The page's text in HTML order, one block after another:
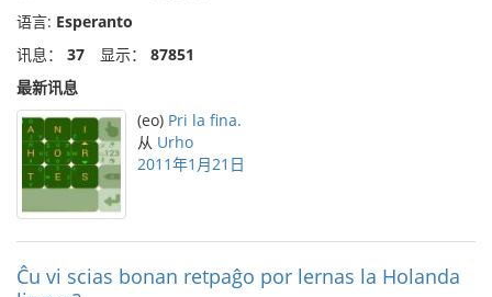
语言: Esperanto
讯息： 37 显示： 87851
最新讯息
(eo) Pri la fina.
从 Urho
2011年1月21日
Ĉu vi scias bonan retpaĝo por lernas la Holanda